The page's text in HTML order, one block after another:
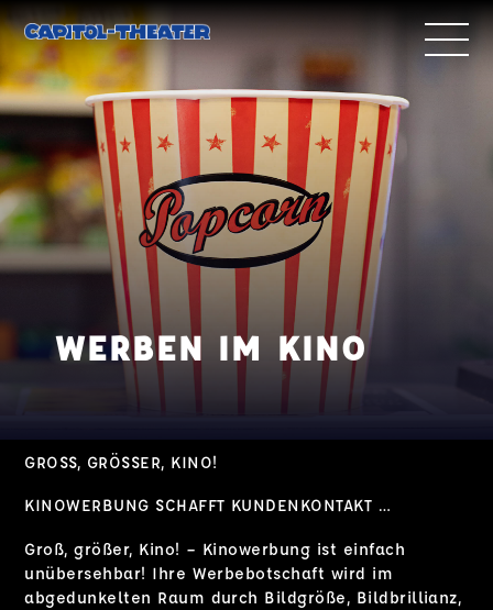
WERBEN IM KINO
GROSS, GRÖSSER, KINO!
KINOWERBUNG SCHAFFT KUNDENKONTAKT …
Groß, größer, Kino! – Kinowerbung ist einfach
unübersehbar! Ihre Werbebotschaft wird im
abgedunkelten Raum durch Bildgröße, Bildbrillianz,